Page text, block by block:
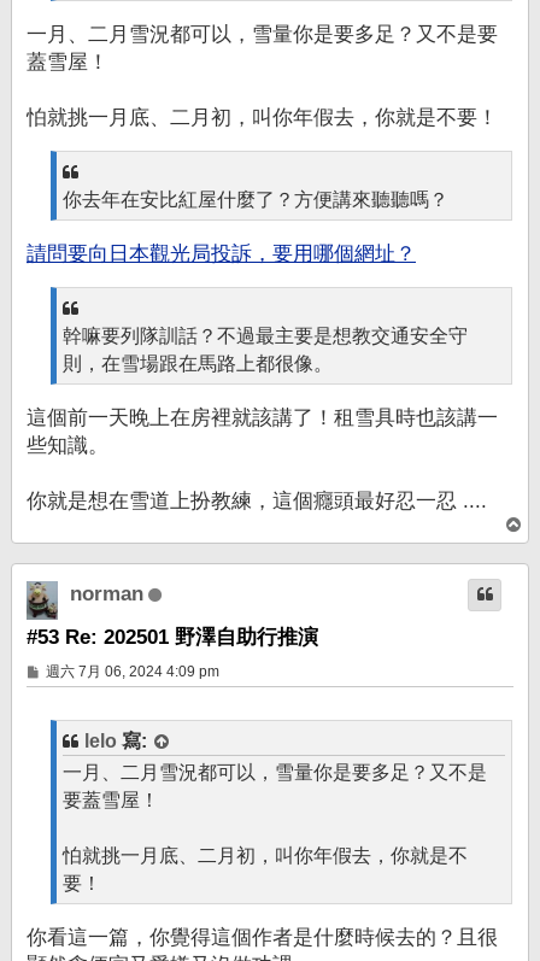
一月、二月雪況都可以，雪量你是要多足？又不是要
蓋雪屋！
怕就挑一月底、二月初，叫你年假去，你就是不要！
你去年在安比紅屋什麼了？方便講來聽聽嗎？
請問要向日本觀光局投訴，要用哪個網址？
幹嘛要列隊訓話？不過最主要是想教交通安全守
則，在雪場跟在馬路上都很像。
這個前一天晚上在房裡就該講了！租雪具時也該講一
些知識。
你就是想在雪道上扮教練，這個癮頭最好忍一忍 ....
頂
端
norman
#53 Re: 202501 野澤自助行推演
文
章
週六 7月 06, 2024 4:09 pm
lelo 寫:
一月、二月雪況都可以，雪量你是要多足？又不是
要蓋雪屋！
怕就挑一月底、二月初，叫你年假去，你就是不
要！
你看這一篇，你覺得這個作者是什麼時候去的？且很